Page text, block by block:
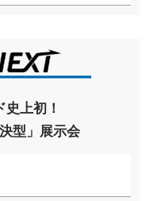
上初！
型」展示会